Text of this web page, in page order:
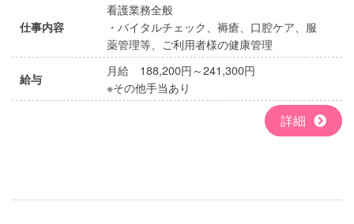
仕事内容
看護業務全般
・バイタルチェック、褥瘡、口腔ケア、服
薬管理等、ご利用者様の健康管理
給与
月給 188,200円～241,300円
※その他手当あり
詳細